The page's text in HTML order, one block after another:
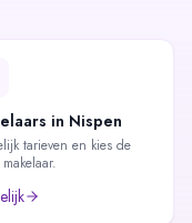
in Nispen
tarieven en kies de